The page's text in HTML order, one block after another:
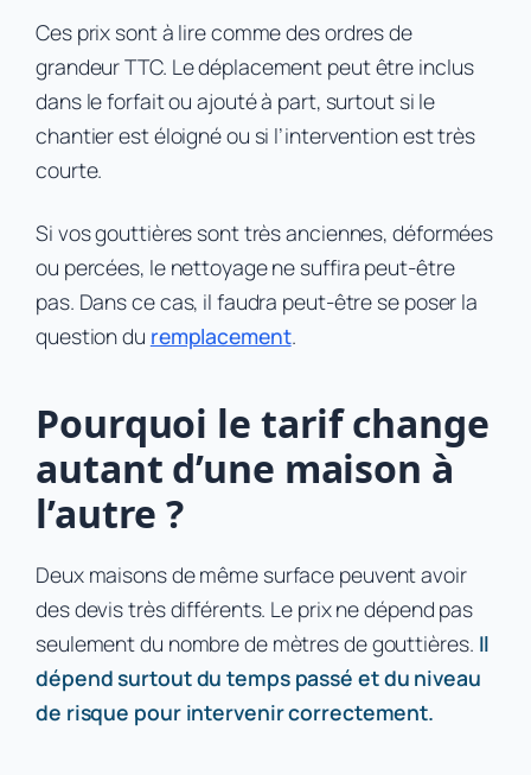
Ces prix sont à lire comme des ordres de
grandeur TTC. Le déplacement peut être inclus
dans le forfait ou ajouté à part, surtout si le
chantier est éloigné ou si l’intervention est très
courte.
Si vos gouttières sont très anciennes, déformées
ou percées, le nettoyage ne suffira peut-être
pas. Dans ce cas, il faudra peut-être se poser la
question du remplacement.
Pourquoi le tarif change
autant d’une maison à
l’autre ?
Deux maisons de même surface peuvent avoir
des devis très différents. Le prix ne dépend pas
seulement du nombre de mètres de gouttières. Il
dépend surtout du temps passé et du niveau
de risque pour intervenir correctement.